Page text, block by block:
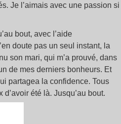
Je l’aimais avec une passion si
bout, avec l’aide
doute pas un seul instant, la
son mari, qui m’a prouvé, dans
de mes derniers bonheurs. Et
partagea la confidence. Tous
été là. Jusqu’au bout.